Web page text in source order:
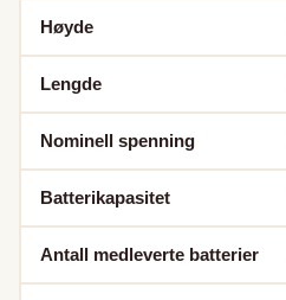
Høyde
Lengde
Nominell spenning
Batterikapasitet
Antall medleverte batterier